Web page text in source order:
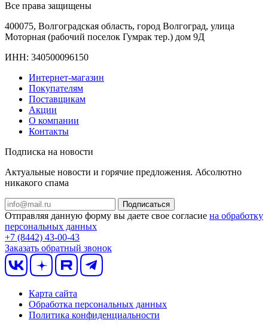
Все права защищены
400075, Волгоградская область, город Волгоград, улица
Моторная (рабочий поселок Гумрак тер.) дом 9Д
ИНН: 340500096150
Интернет-магазин
Покупателям
Поставщикам
Акции
О компании
Контакты
Подписка на новости
Актуальные новости и горячие предложения. Абсолютно
никакого спама
Отправляя данную форму вы даете свое согласие на обработку
персональных данных
+7 (8442) 43-00-43
Заказать обратный звонок
Карта сайта
Обработка персональных данных
Политика конфиденциальности